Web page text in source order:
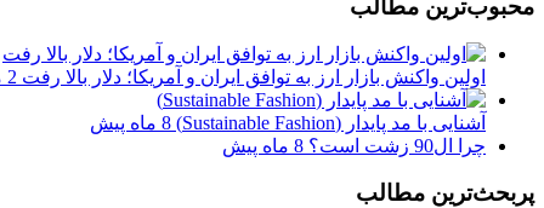
محبوب‌ترین مطالب
اولین واکنش بازار ارز به توافق ایران و آمریکا؛ دلار بالا رفت 2 ماه پیش
آشنایی با مد پایدار (Sustainable Fashion)
8 ماه پیش
چرا ال90 زشت است؟
8 ماه پیش
پربحث‌ترین مطالب